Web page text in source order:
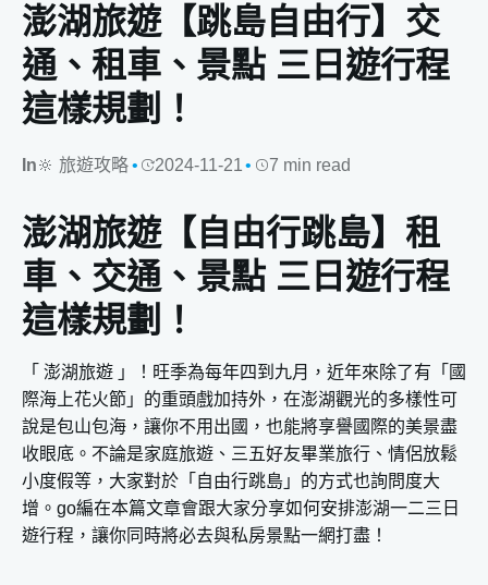
澎湖旅遊【跳島自由行】交
通、租車、景點 三日遊行程
這樣規劃！
In🔆 旅遊攻略 2024-11-21 7 min read
澎湖旅遊【自由行跳島】租
車、交通、景點 三日遊行程
這樣規劃！
「 澎湖旅遊 」！旺季為每年四到九月，近年來除了有「國
際海上花火節」的重頭戲加持外，在澎湖觀光的多樣性可
說是包山包海，讓你不用出國，也能將享譽國際的美景盡
收眼底。不論是家庭旅遊、三五好友畢業旅行、情侶放鬆
小度假等，大家對於「自由行跳島」的方式也詢問度大
增。go編在本篇文章會跟大家分享如何安排澎湖一二三日
遊行程，讓你同時將必去與私房景點一網打盡！